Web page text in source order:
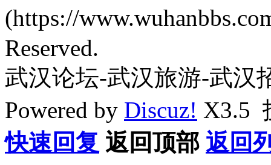
(https://
Reserved.
武汉论坛-武汉旅游-武汉
Powered by Discuz! X3.5
快速回复 返回顶部 返回